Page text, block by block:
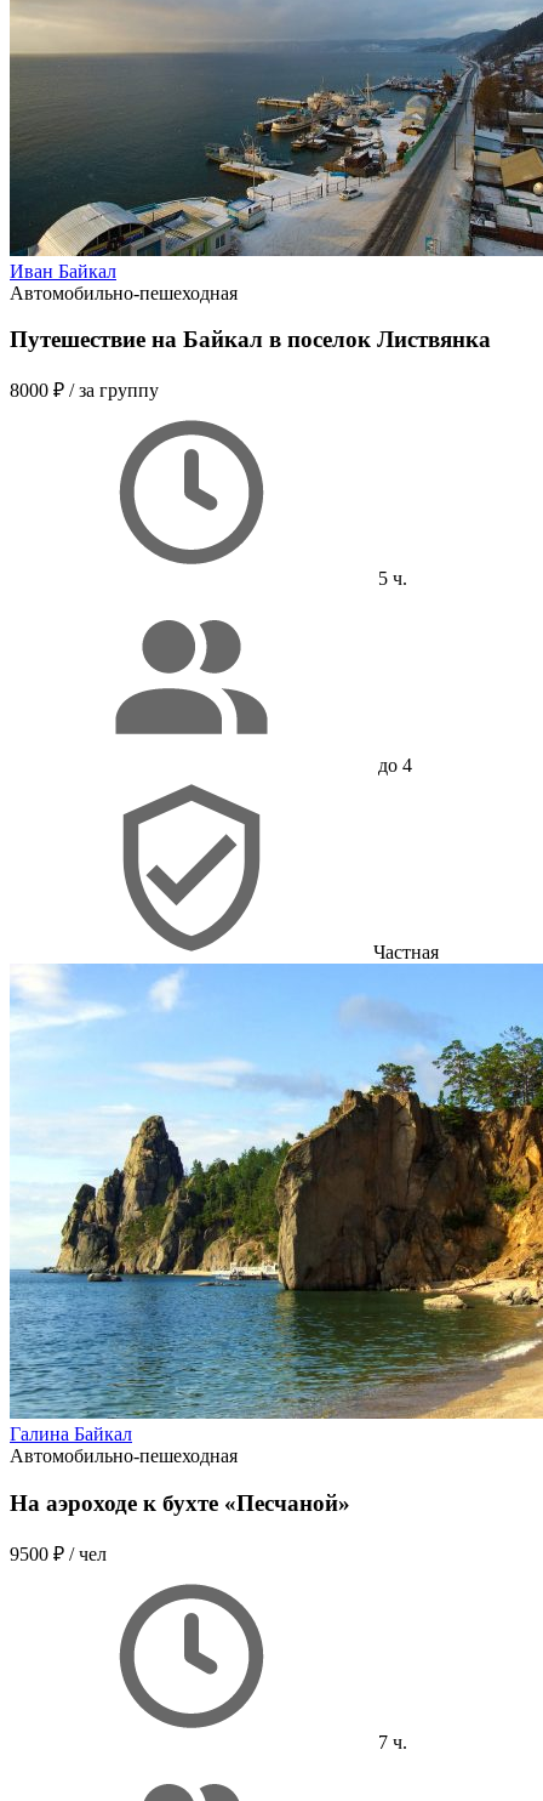
Иван Байкал
Автомобильно-пешеходная
Путешествие на Байкал в поселок Листвянка
8000 ₽ / за группу
5 ч.
до 4
Частная
Галина Байкал
Автомобильно-пешеходная
На аэроходе к бухте «Песчаной»
9500 ₽ / чел
7 ч.